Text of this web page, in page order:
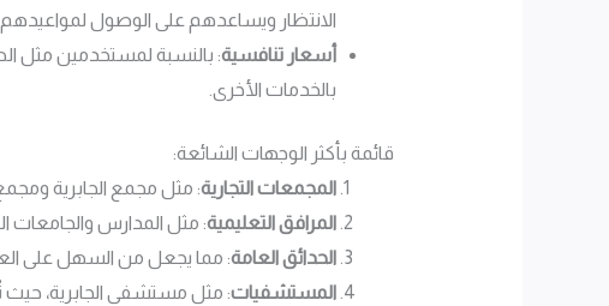
الانتظار ويساعدهم على الوصول لمواعيدهم.
أسعار تنافسية: بالنسبة لمستخدمين مثل
بالخدمات الأخرى.
قائمة بأكثر الوجهات الشائعة:
المجمعات التجارية: مثل مجمع الجابرية
المرافق التعليمية: مثل المدارس والجامعات
الحدائق العامة: مما يجعل من السهل على
المستشفيات: مثل مستشفى الجابرية، حيث